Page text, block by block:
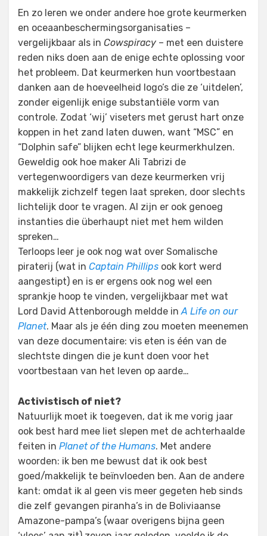
En zo leren we onder andere hoe grote keurmerken
en oceaanbeschermingsorganisaties –
vergelijkbaar als in Cowspiracy – met een duistere
reden niks doen aan de enige echte oplossing voor
het probleem. Dat keurmerken hun voortbestaan
danken aan de hoeveelheid logo’s die ze ‘uitdelen’,
zonder eigenlijk enige substantiële vorm van
controle. Zodat ‘wij’ viseters met gerust hart onze
koppen in het zand laten duwen, want “MSC” en
“Dolphin safe” blijken echt lege keurmerkhulzen.
Geweldig ook hoe maker Ali Tabrizi de
vertegenwoordigers van deze keurmerken vrij
makkelijk zichzelf tegen laat spreken, door slechts
lichtelijk door te vragen. Al zijn er ook genoeg
instanties die überhaupt niet met hem wilden
spreken…
Terloops leer je ook nog wat over Somalische
piraterij (wat in Captain Phillips ook kort werd
aangestipt) en is er ergens ook nog wel een
sprankje hoop te vinden, vergelijkbaar met wat
Lord David Attenborough meldde in A Life on our
Planet. Maar als je één ding zou moeten meenemen
van deze documentaire: vis eten is één van de
slechtste dingen die je kunt doen voor het
voortbestaan van het leven op aarde…
Activistisch of niet?
Natuurlijk moet ik toegeven, dat ik me vorig jaar
ook best hard mee liet slepen met de achterhaalde
feiten in Planet of the Humans. Met andere
woorden: ik ben me bewust dat ik ook best
goed/makkelijk te beïnvloeden ben. Aan de andere
kant: omdat ik al geen vis meer gegeten heb sinds
die zelf gevangen piranha’s in de Boliviaanse
Amazone-pampa’s (waar overigens bijna geen